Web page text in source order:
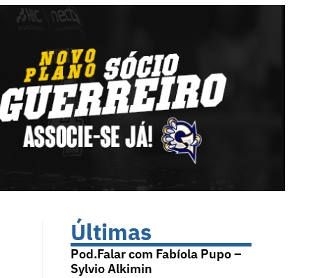
Últimas
Pod.Falar com Fabíola Pupo –
Sylvio Alkimin